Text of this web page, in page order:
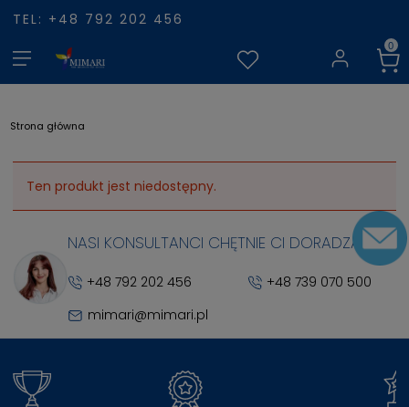
TEL: +48 792 202 456
Strona główna
Ten produkt jest niedostępny.
NASI KONSULTANCI CHĘTNIE CI DORADZĄ
+48 792 202 456
+48 739 070 500
mimari@mimari.pl